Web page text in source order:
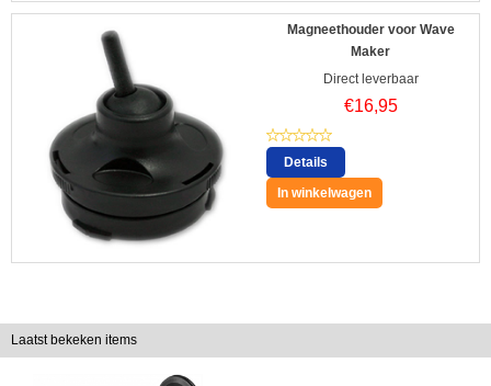
Magneethouder voor Wave
Maker
Direct leverbaar
€16,95
Details
In winkelwagen
Laatst bekeken items